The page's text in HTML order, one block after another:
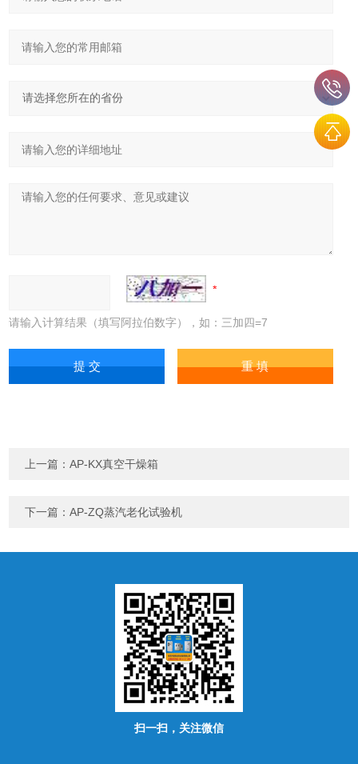
请输入计算结果（填写阿拉伯数字），如：三加四=7
上一篇：AP-KX真空干燥箱
下一篇：AP-ZQ蒸汽老化试验机
扫一扫，关注微信